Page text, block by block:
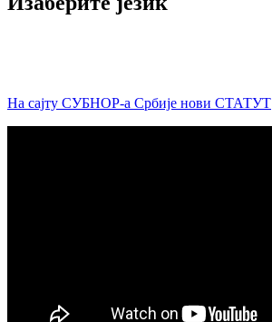
На сајту СУБНОР-а Србије нови СТАТУТ